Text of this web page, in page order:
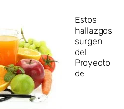
Estos
hallazgos
surgen
del
Proyecto
de